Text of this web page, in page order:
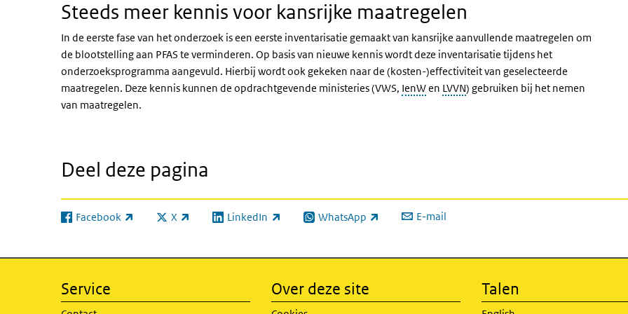
Steeds meer kennis voor kansrijke maatregelen
In de eerste fase van het onderzoek is een eerste inventarisatie gemaakt van kansrijke aanvullende maatregelen om
de blootstelling aan PFAS te verminderen. Op basis van nieuwe kennis wordt deze inventarisatie tijdens het
onderzoeksprogramma aangevuld. Hierbij wordt ook gekeken naar de (kosten-)effectiviteit van geselecteerde
maatregelen. Deze kennis kunnen de opdrachtgevende ministeries (VWS, IenWen LVVN) gebruiken bij het nemen
van maatregelen.
Deel deze pagina
Facebook
(externe link) X
(externe link) LinkedIn
(externe link) WhatsApp
(externe link) E-mail
Service Over deze site Talen